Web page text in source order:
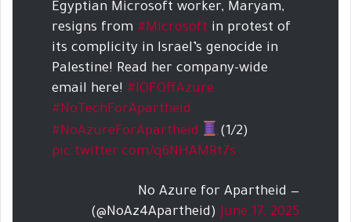
Egyptian Microsoft worker, Maryam,
resigns from #Microsoft in protest of
its complicity in Israel’s genocide in
Palestine! Read her company-wide
email here! #IOFOffAzure
#NoTechForApartheid
#NoAzureForApartheid
(1/2)
pic.twitter.com/q6NHAMRt7s
— No Azure for Apartheid
(@NoAz4Apartheid)June 17, 2025